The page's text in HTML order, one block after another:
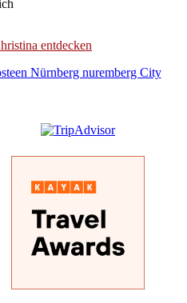
entdecken